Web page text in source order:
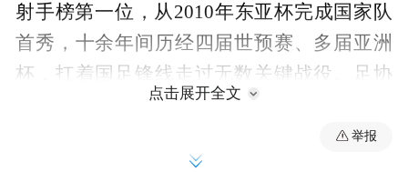
射手榜第一位，从2010年东亚杯完成国家队
首秀，十余年间历经四届世预赛、多届亚洲
杯，扛着国足锋线走过无数关键战役。足协
早早敲定方案，计划在6月9日中泰战前为武
磊举办专属百场纪念仪式，定制纪念球衣、
全队列队致敬，主场数万球迷也早已期待见
点击展开全文
举报